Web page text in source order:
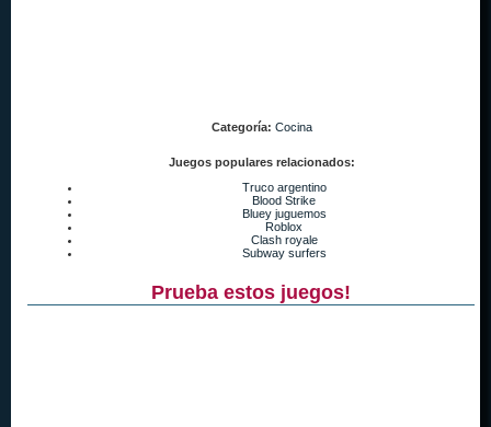
Categoría: Cocina
Juegos populares relacionados:
Truco argentino
Blood Strike
Bluey juguemos
Roblox
Clash royale
Subway surfers
Prueba estos juegos!